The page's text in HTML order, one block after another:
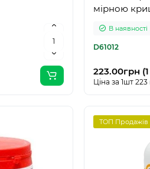
мірною
В наявності
D61012
223.00грн
Ціна за 1шт 223
ТОП Продажів